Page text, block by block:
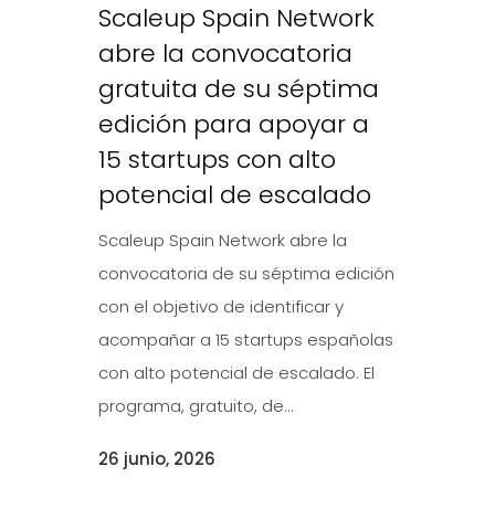
Scaleup Spain Network
abre la convocatoria
gratuita de su séptima
edición para apoyar a
15 startups con alto
potencial de escalado
Scaleup Spain Network abre la
convocatoria de su séptima edición
con el objetivo de identificar y
acompañar a 15 startups españolas
con alto potencial de escalado. El
programa, gratuito, de...
26 junio, 2026